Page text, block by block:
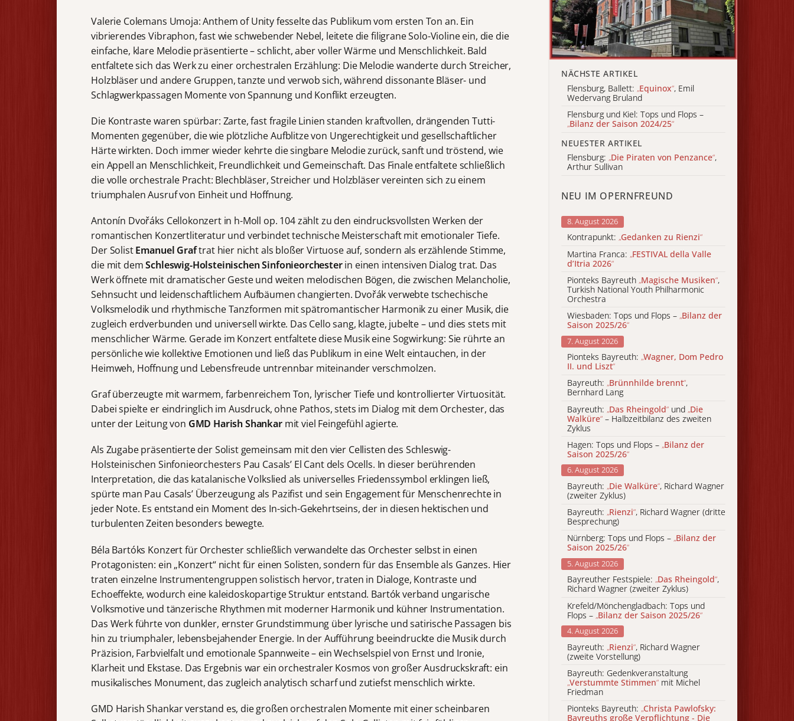
Valerie Colemans Umoja: Anthem of Unity fesselte das Publikum vom ersten Ton an. Ein
vibrierendes Vibraphon, fast wie schwebender Nebel, leitete die filigrane Solo-Violine ein, die die
einfache, klare Melodie präsentierte – schlicht, aber voller Wärme und Menschlichkeit. Bald
entfaltete sich das Werk zu einer orchestralen Erzählung: Die Melodie wanderte durch Streicher,
Holzbläser und andere Gruppen, tanzte und verwob sich, während dissonante Bläser- und
Schlagwerkpassagen Momente von Spannung und Konflikt erzeugten.
Die Kontraste waren spürbar: Zarte, fast fragile Linien standen kraftvollen, drängenden Tutti-
Momenten gegenüber, die wie plötzliche Aufblitze von Ungerechtigkeit und gesellschaftlicher
Härte wirkten. Doch immer wieder kehrte die singbare Melodie zurück, sanft und tröstend, wie
ein Appell an Menschlichkeit, Freundlichkeit und Gemeinschaft. Das Finale entfaltete schließlich
die volle orchestrale Pracht: Blechbläser, Streicher und Holzbläser vereinten sich zu einem
triumphalen Ausruf von Einheit und Hoffnung.
Antonín Dvořáks Cellokonzert in h-Moll op. 104 zählt zu den eindrucksvollsten Werken der
romantischen Konzertliteratur und verbindet technische Meisterschaft mit emotionaler Tiefe.
Der SolistEmanuel Graftrat hier nicht als bloßer Virtuose auf, sondern als erzählende Stimme,
die mit demSchleswig-Holsteinischen Sinfonieorchesterin einen intensiven Dialog trat. Das
Werk öffnete mit dramatischer Geste und weiten melodischen Bögen, die zwischen Melancholie,
Sehnsucht und leidenschaftlichem Aufbäumen changierten. Dvořák verwebte tschechische
Volksmelodik und rhythmische Tanzformen mit spätromantischer Harmonik zu einer Musik, die
zugleich erdverbunden und universell wirkte. Das Cello sang, klagte, jubelte – und dies stets mit
menschlicher Wärme. Gerade im Konzert entfaltete diese Musik eine Sogwirkung: Sie rührte an
persönliche wie kollektive Emotionen und ließ das Publikum in eine Welt eintauchen, in der
Heimweh, Hoffnung und Lebensfreude untrennbar miteinander verschmolzen.
Graf überzeugte mit warmem, farbenreichem Ton, lyrischer Tiefe und kontrollierter Virtuosität.
Dabei spielte er eindringlich im Ausdruck, ohne Pathos, stets im Dialog mit dem Orchester, das
unter der Leitung von GMD Harish Shankarmit viel Feingefühl agierte.
Als Zugabe präsentierte der Solist gemeinsam mit den vier Cellisten des Schleswig-
Holsteinischen Sinfonieorchesters Pau Casals’ El Cant dels Ocells. In dieser berührenden
Interpretation, die das katalanische Volkslied als universelles Friedenssymbol erklingen ließ,
spürte man Pau Casals’ Überzeugung als Pazifist und sein Engagement für Menschenrechte in
jeder Note. Es entstand ein Moment des In-sich-Gekehrtseins, der in diesen hektischen und
turbulenten Zeiten besonders bewegte.
Béla Bartóks Konzert für Orchester schließlich verwandelte das Orchester selbst in einen
Protagonisten: ein „Konzert“ nicht für einen Solisten, sondern für das Ensemble als Ganzes. Hier
traten einzelne Instrumentengruppen solistisch hervor, traten in Dialoge, Kontraste und
Echoeffekte, wodurch eine kaleidoskopartige Struktur entstand. Bartók verband ungarische
Volksmotive und tänzerische Rhythmen mit moderner Harmonik und kühner Instrumentation.
Das Werk führte von dunkler, ernster Grundstimmung über lyrische und satirische Passagen bis
hin zu triumphaler, lebensbejahender Energie. In der Aufführung beeindruckte die Musik durch
Präzision, Farbvielfalt und emotionale Spannweite – ein Wechselspiel von Ernst und Ironie,
Klarheit und Ekstase. Das Ergebnis war ein orchestraler Kosmos von großer Ausdruckskraft: ein
musikalisches Monument, das zugleich analytisch scharf und zutiefst menschlich wirkte.
GMD Harish Shankar verstand es, die großen orchestralen Momente mit einer scheinbaren
NÄCHSTE ARTIKEL
Flensburg, Ballett: „Equinox“, Emil
Wedervang Bruland
Flensburg und Kiel: Tops und Flops –
„Bilanz der Saison 2024/25“
NEUESTER ARTIKEL
Flensburg: „Die Piraten von Penzance“,
Arthur Sullivan
NEU IM OPERNFREUND
8. August 2026
Kontrapunkt: „Gedanken zu Rienzi“
Martina Franca: „FESTIVAL della Valle
d’Itria 2026“
Pionteks Bayreuth „Magische Musiken“,
Turkish National Youth Philharmonic
Orchestra
Wiesbaden: Tops und Flops – „Bilanz der
Saison 2025/26“
7. August 2026
Pionteks Bayreuth: „Wagner, Dom Pedro
II. und Liszt“
Bayreuth: „Brünnhilde brennt“,
Bernhard Lang
Bayreuth: „Das Rheingold“ und „Die
Walküre“ – Halbzeitbilanz des zweiten
Zyklus
Hagen: Tops und Flops – „Bilanz der
Saison 2025/26“
6. August 2026
Bayreuth: „Die Walküre“, Richard Wagner
(zweiter Zyklus)
Bayreuth: „Rienzi“, Richard Wagner (dritte
Besprechung)
Nürnberg: Tops und Flops – „Bilanz der
Saison 2025/26“
5. August 2026
Bayreuther Festspiele: „Das Rheingold“,
Richard Wagner (zweiter Zyklus)
Krefeld/Mönchengladbach: Tops und
Flops – „Bilanz der Saison 2025/26“
4. August 2026
Bayreuth: „Rienzi“, Richard Wagner
(zweite Vorstellung)
Bayreuth: Gedenkveranstaltung
„Verstummte Stimmen“ mit Michel
Friedman
Pionteks Bayreuth: „Christa Pawlofsky:
Bayreuths große Verpflichtung - Die